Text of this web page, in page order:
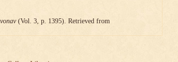
(Vol. 3, p. 1395). Retrieved from